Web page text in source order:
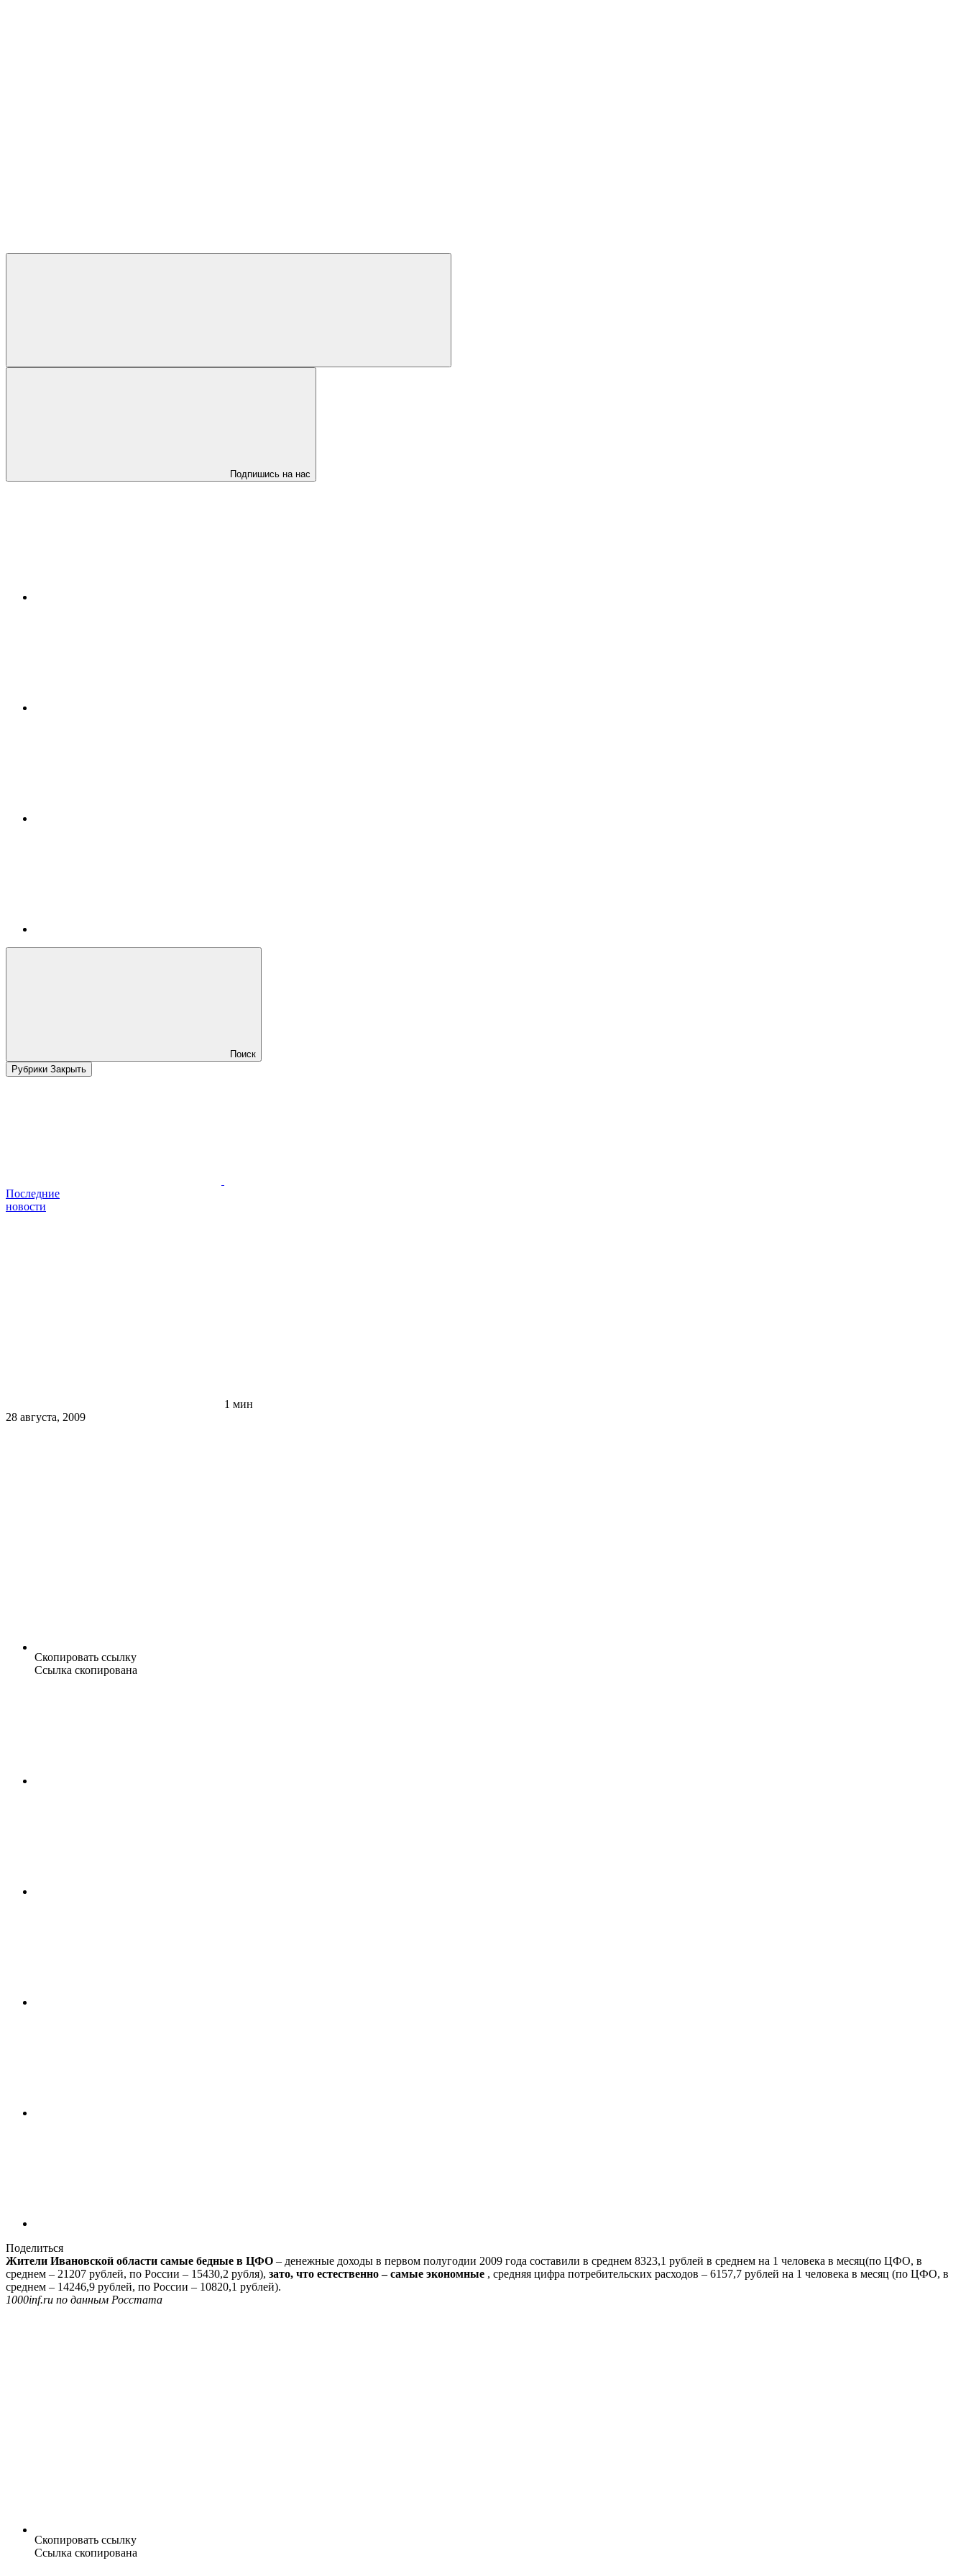
Подпишись на нас
Поиск
Рубрики Закрыть
Последние
новости
1 мин
28 августа, 2009
Скопировать ссылку
Ссылка скопирована
Поделиться
Жители Ивановской области самые бедные в ЦФО – денежные доходы в первом полугодии 2009 года составили в среднем 8323,1 рублей в среднем на 1 человека в месяц(по ЦФО, в
среднем – 21207 рублей, по России – 15430,2 рубля), зато, что естественно – самые экономные , средняя цифра потребительских расходов – 6157,7 рублей на 1 человека в месяц (по ЦФО, в
среднем – 14246,9 рублей, по России – 10820,1 рублей).
1000inf.ru по данным Росстата
Скопировать ссылку
Ссылка скопирована